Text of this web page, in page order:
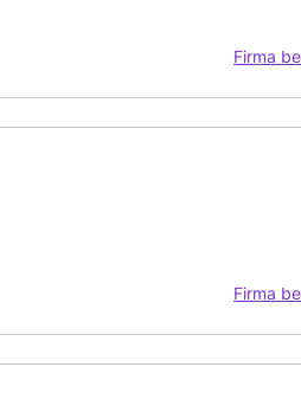
Firma
Firma